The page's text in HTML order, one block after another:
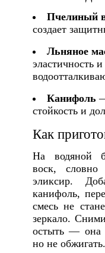
Пчелиный
создает
Льняное
эластичность
Канифоль
стойкость и
Как
На водяной
воск, словно
эликсир.
канифоль,
смесь не
зеркало.
остыть — она
но не обжигать.